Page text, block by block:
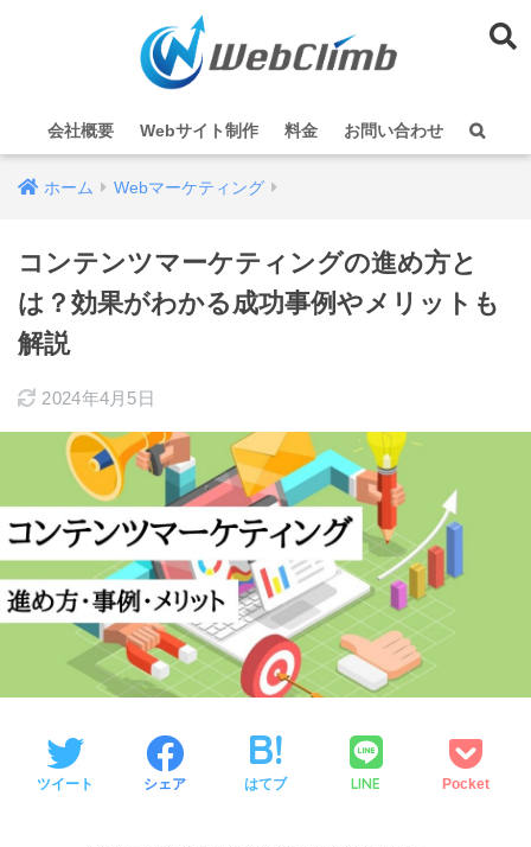
会社概要 Webサイト制作 料金 お問い合わせ
ホーム Webマーケティング
コンテンツマーケティングの進め方と
は？効果がわかる成功事例やメリットも
解説
2024年4月5日
ツイート シェア はてブ LINE Pocket